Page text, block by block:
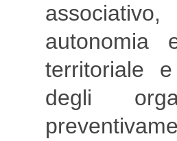
autonomia
territoriale
degli